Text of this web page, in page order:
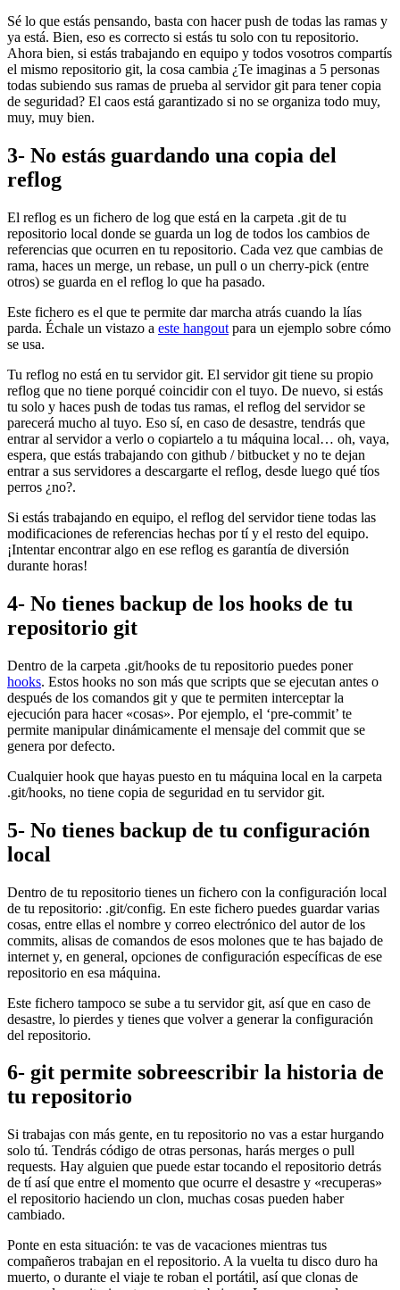
Sé lo que estás pensando, basta con hacer push de todas las ramas y
ya está. Bien, eso es correcto si estás tu solo con tu repositorio.
Ahora bien, si estás trabajando en equipo y todos vosotros compartís
el mismo repositorio git, la cosa cambia ¿Te imaginas a 5 personas
todas subiendo sus ramas de prueba al servidor git para tener copia
de seguridad? El caos está garantizado si no se organiza todo muy,
muy, muy bien.
3- No estás guardando una copia del
reflog
El reflog es un fichero de log que está en la carpeta .git de tu
repositorio local donde se guarda un log de todos los cambios de
referencias que ocurren en tu repositorio. Cada vez que cambias de
rama, haces un merge, un rebase, un pull o un cherry-pick (entre
otros) se guarda en el reflog lo que ha pasado.
Este fichero es el que te permite dar marcha atrás cuando la lías
parda. Échale un vistazo a este hangout para un ejemplo sobre cómo
se usa.
Tu reflog no está en tu servidor git. El servidor git tiene su propio
reflog que no tiene porqué coincidir con el tuyo. De nuevo, si estás
tu solo y haces push de todas tus ramas, el reflog del servidor se
parecerá mucho al tuyo. Eso sí, en caso de desastre, tendrás que
entrar al servidor a verlo o copiartelo a tu máquina local… oh, vaya,
espera, que estás trabajando con github / bitbucket y no te dejan
entrar a sus servidores a descargarte el reflog, desde luego qué tíos
perros ¿no?.
Si estás trabajando en equipo, el reflog del servidor tiene todas las
modificaciones de referencias hechas por tí y el resto del equipo.
¡Intentar encontrar algo en ese reflog es garantía de diversión
durante horas!
4- No tienes backup de los hooks de tu
repositorio git
Dentro de la carpeta .git/hooks de tu repositorio puedes poner
hooks. Estos hooks no son más que scripts que se ejecutan antes o
después de los comandos git y que te permiten interceptar la
ejecución para hacer «cosas». Por ejemplo, el ‘pre-commit’ te
permite manipular dinámicamente el mensaje del commit que se
genera por defecto.
Cualquier hook que hayas puesto en tu máquina local en la carpeta
.git/hooks, no tiene copia de seguridad en tu servidor git.
5- No tienes backup de tu configuración
local
Dentro de tu repositorio tienes un fichero con la configuración local
de tu repositorio: .git/config. En este fichero puedes guardar varias
cosas, entre ellas el nombre y correo electrónico del autor de los
commits, alisas de comandos de esos molones que te has bajado de
internet y, en general, opciones de configuración específicas de ese
repositorio en esa máquina.
Este fichero tampoco se sube a tu servidor git, así que en caso de
desastre, lo pierdes y tienes que volver a generar la configuración
del repositorio.
6- git permite sobreescribir la historia de
tu repositorio
Si trabajas con más gente, en tu repositorio no vas a estar hurgando
solo tú. Tendrás código de otras personas, harás merges o pull
requests. Hay alguien que puede estar tocando el repositorio detrás
de tí así que entre el momento que ocurre el desastre y «recuperas»
el repositorio haciendo un clon, muchas cosas pueden haber
cambiado.
Ponte en esta situación: te vas de vacaciones mientras tus
compañeros trabajan en el repositorio. A la vuelta tu disco duro ha
muerto, o durante el viaje te roban el portátil, así que clonas de